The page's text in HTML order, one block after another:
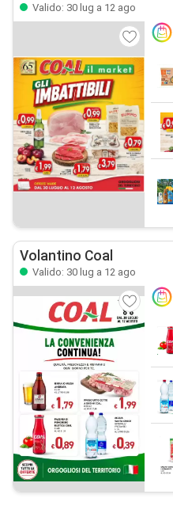
Valido: 30 lug a 12 ago
Volantino Coal
Valido: 30 lug a 12 ago